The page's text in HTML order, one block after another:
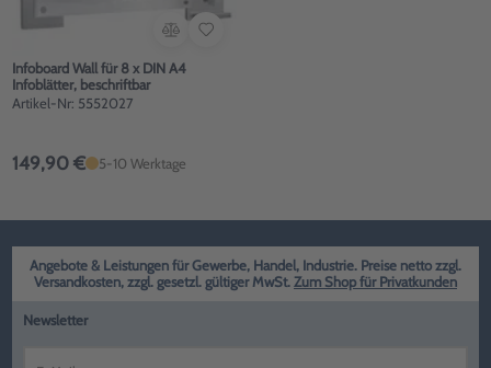
Infoboard Wall für 8 x DIN A4
Infoblätter, beschriftbar
Artikel-Nr: 5552027
149,90 € 5-10 Werktage
Angebote & Leistungen für Gewerbe, Handel, Industrie. Preise netto zzgl.
Versandkosten, zzgl. gesetzl. gültiger MwSt. Zum Shop für Privatkunden
Newsletter